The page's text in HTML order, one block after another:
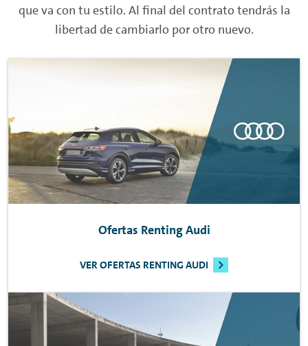
que va con tu estilo. Al final del contrato tendrás la
libertad de cambiarlo por otro nuevo.
Ofertas RentingAudi
VER OFERTAS RENTING AUDI